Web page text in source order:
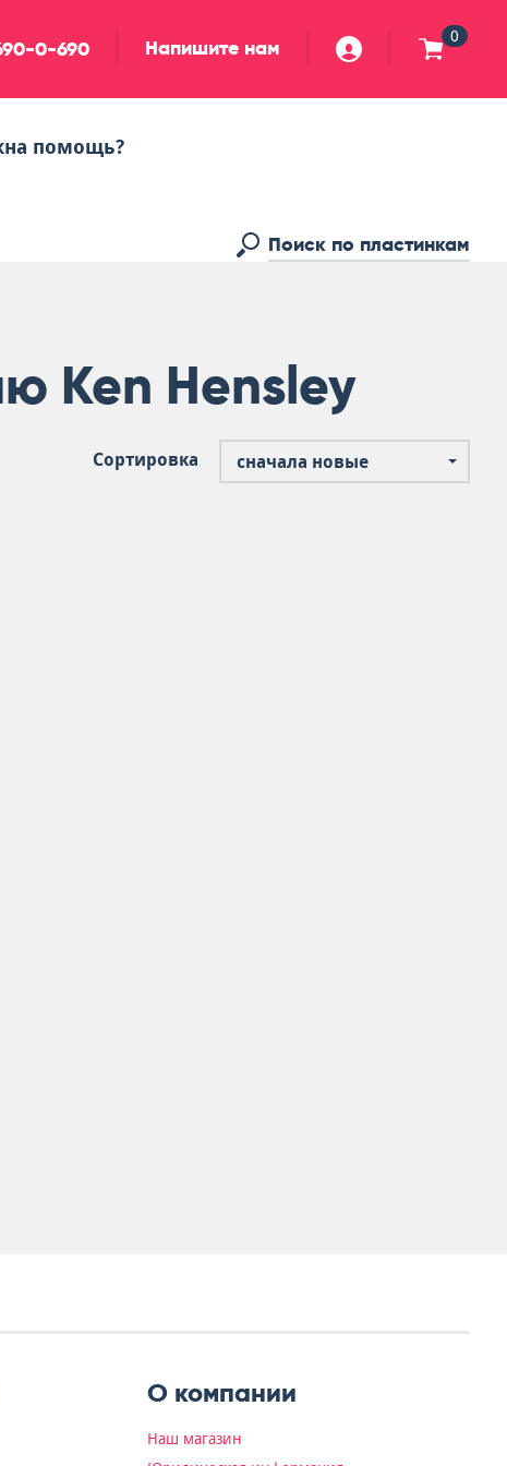
0-690 Напишите нам 0
помощь?
Ken Hensley
Сортировка сначала новые
О компании
Наш магазин